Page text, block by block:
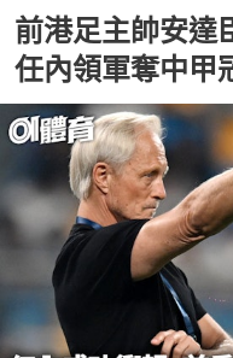
前港足主帥安
任內領軍奪中甲